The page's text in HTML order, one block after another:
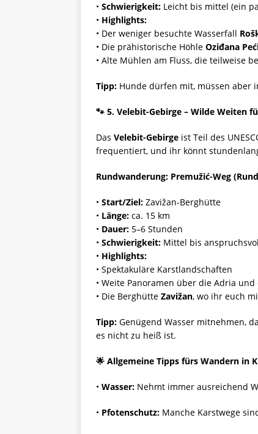
• Schwierigkeit: Leicht bis mittel (ein
• Highlights:
• Der weniger besuchte Wasserfall
• Die prähistorische Höhle Oziđana
• Alte Mühlen am Fluss, die teilweise
Tipp: Hunde dürfen mit, müssen aber
🐾 5. Velebit-Gebirge – Wilde Weiten
Das Velebit-Gebirge ist Teil des
frequentiert, und ihr könnt
Rundwanderung: Premužić-Weg
• Start/Ziel: Zavižan-Berghütte
• Länge: ca. 15 km
• Dauer: 5–6 Stunden
• Schwierigkeit: Mittel bis
• Highlights:
• Spektakuläre Karstlandschaften
• Weite Panoramen über die Adria
• Die Berghütte Zavižan, wo ihr euch
Tipp: Genügend Wasser mitnehmen,
es nicht zu heiß ist.
🌟 Allgemeine Tipps fürs Wandern in
• Wasser: Nehmt immer ausreichend
• Pfotenschutz: Manche Karstwege